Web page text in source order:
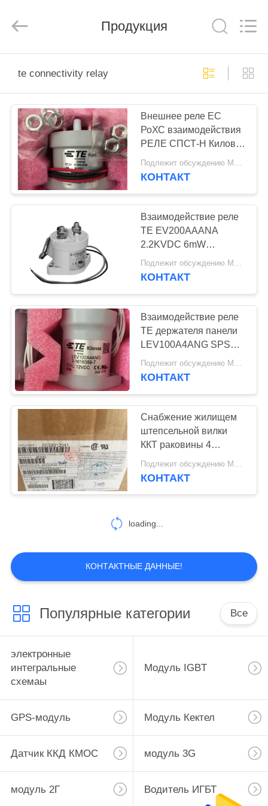
ПРОДУКТЫ
ВИДЕОЗАПИСИ
НАС
ЭКСКУРСИЯ
ЗАВОДУ
КОНТРОЛЬ
КАЧЕСТВА
СВЯЖИТЕСЬ
НАМИ
НОВОСТИ
КАРТА
КОНФИДЕНЦИАЛЬНОСТИ
Rights
Reserved.
ECER
Продукция
te connectivity relay
Внешнее реле ЕС
РоХС взаимодействия
РЕЛЕ СПСТ-Н Киловак
ЭВ200 ТЭ ТЭ
уступчивое \
Подлежит обсуждению MOQ:20шт
КОНТАКТ
Взаимодействие реле
TE EV200AAANA
2.2KVDC 6mW
промышленное
Подлежит обсуждению MOQ:10PCS
КОНТАКТ
Взаимодействие реле
TE держателя панели
LEV100A4ANG SPST
5.5W промышленное
Подлежит обсуждению MOQ:1pcs
КОНТАКТ
Снабжение жилищем
штепсельной вилки
ККТ раковины 4
провода заголовка
Молекс 0039012041
КОНТАКТ
loading...
КОНТАКТНЫЕ ДАННЫЕ!
Популярные категории Все
электронные
интегральные
схемаы
Модуль IGBT
GPS-модуль Модуль Кектел
Датчик ККД КМОС модуль 3G
модуль 2Г Водитель ИГБТ